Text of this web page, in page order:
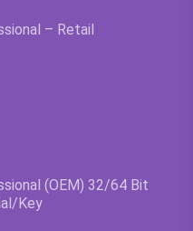
– Retail
(OEM) 32/64 Bit
Key